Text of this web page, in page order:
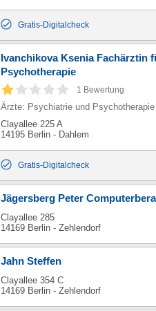
Gratis-Digitalcheck
Ivanchikova Ksenia Fachärztin
Psychotherapie
1 Bewertung
Ärzte: Psychiatrie und
Clayallee 225 A
14195 Berlin - Dahlem
Gratis-Digitalcheck
Jägersberg Peter
Clayallee 285
14169 Berlin - Zehlendorf
Jahn Steffen
Clayallee 354 C
14169 Berlin - Zehlendorf